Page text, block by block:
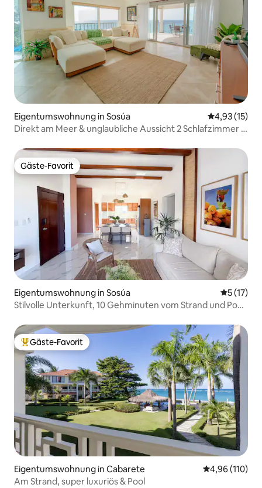
Eigentumswohnung in Sosúa
4,93 (15)
Direkt am Meer & unglaubliche Aussicht 2 Schlafzimmer +
Gäste-Favorit
Gäste-Favorit
Eigentumswohnung in Sosúa
5 (17)
Stilvolle Unterkunft, 10 Gehminuten vom Strand und Pool
Beliebter Gäste-Favorit.
Gäste-Favorit
Eigentumswohnung in Cabarete
4,96 (110)
Am Strand, super luxuriös & Pool